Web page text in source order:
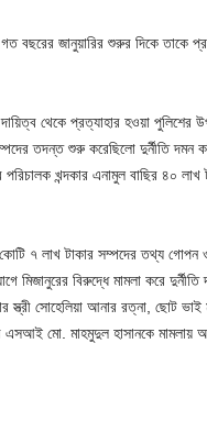
গত বছরের জানুয়ারির শুরুর দিকে তাকে
দায়িত্ব থেকে প্রত্যাহার হওয়া পুলিশের
তদন্ত শুরু করেছিলো দুর্নীতি
খন্দকার এনামুল বাছির ৪০ লাখ
৭ লাখ টাকার সম্পদের তথ্য গোপন
মিজানুরের বিরুদ্ধে মামলা করে
স্ত্রী সোহেলিয়া আনার রত্না, ছোট
এসআই মো. মাহমুদুল হাসানকে মামলায়